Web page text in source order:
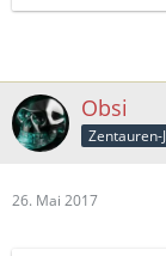
Obsi
Zentauren-
26. Mai 2017